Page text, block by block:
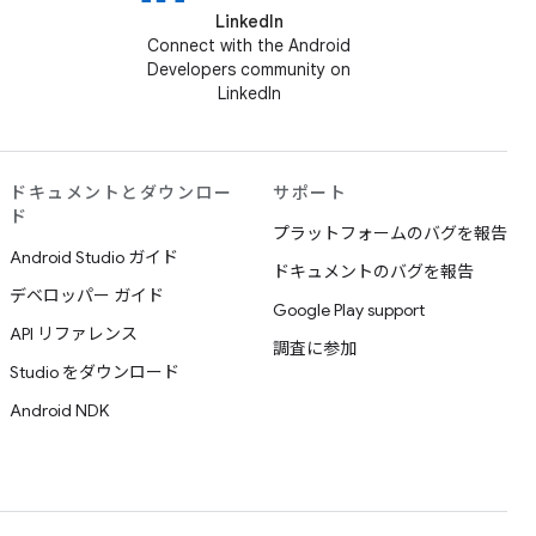
LinkedIn
Connect with the Android
Developers community on
LinkedIn
ドキュメントとダウンロー
ド
Android Studio ガイド
デベロッパー ガイド
API リファレンス
Studio をダウンロード
Android NDK
サポート
プラットフォームのバグを報告
ドキュメントのバグを報告
Google Play support
調査に参加